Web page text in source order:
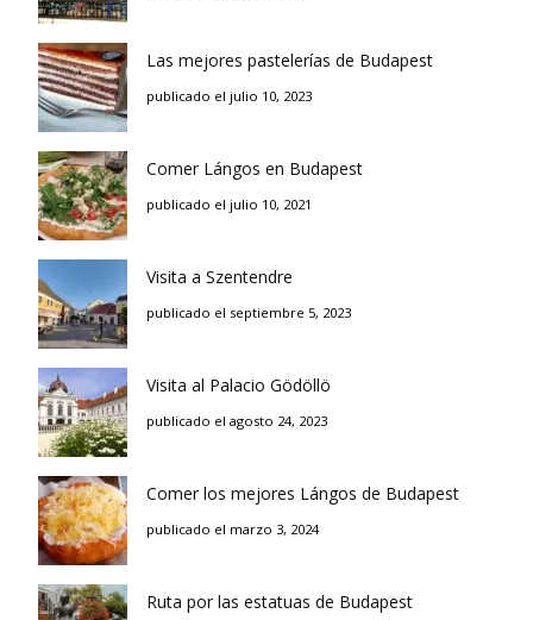
Las mejores pastelerías de Budapest
publicado el julio 10, 2023
Comer Lángos en Budapest
publicado el julio 10, 2021
Visita a Szentendre
publicado el septiembre 5, 2023
Visita al Palacio Gödöllö
publicado el agosto 24, 2023
Comer los mejores Lángos de Budapest
publicado el marzo 3, 2024
Ruta por las estatuas de Budapest